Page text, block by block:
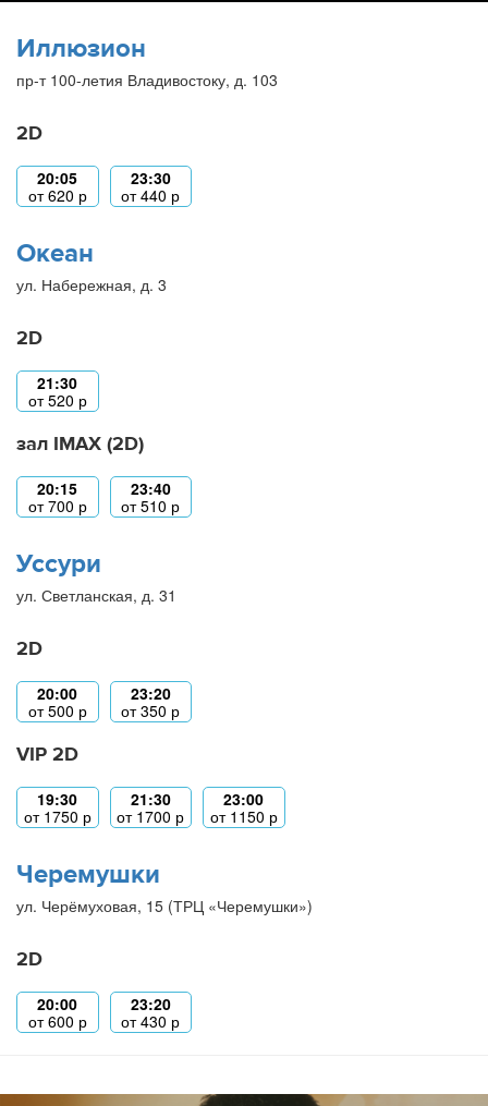
Иллюзион
пр-т 100-летия Владивостоку, д. 103
2D
20:05
от620 р
23:30
от440 р
Океан
ул. Набережная, д. 3
2D
21:30
от520 р
зал IMAX (2D)
20:15
от700 р
23:40
от510 р
Уссури
ул. Светланская, д. 31
2D
20:00
от500 р
23:20
от350 р
VIP 2D
19:30
от 1750 р
21:30
от 1700 р
23:00
от 1150 р
Черемушки
ул. Черёмуховая, 15 (ТРЦ «Черемушки»)
2D
20:00
от600 р
23:20
от430 р